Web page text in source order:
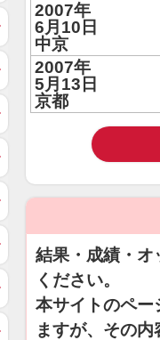
2007年
6月10日
中京
2007年
5月13日
京都
結果・成績・オ
ください。
本サイトのペー
ますが、その